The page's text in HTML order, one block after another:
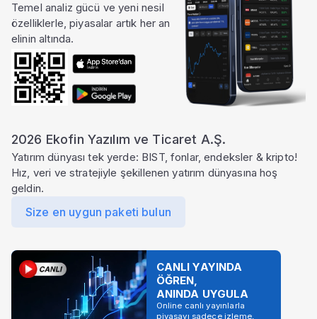
Temel analiz gücü ve yeni nesil
özelliklerle, piyasalar artık her an
elinin altında.
2026 Ekofin Yazılım ve Ticaret A.Ş.
Yatırım dünyası tek yerde: BIST, fonlar, endeksler & kripto!
Hız, veri ve stratejiyle şekillenen yatırım dünyasına hoş
geldin.
Size en uygun paketi bulun
CANLI YAYINDA
ÖĞREN,
ANINDA UYGULA
Online canlı yayınlarla
piyasayı sadece izleme,